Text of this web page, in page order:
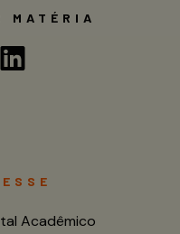
MATÉRIA
Acadêmico